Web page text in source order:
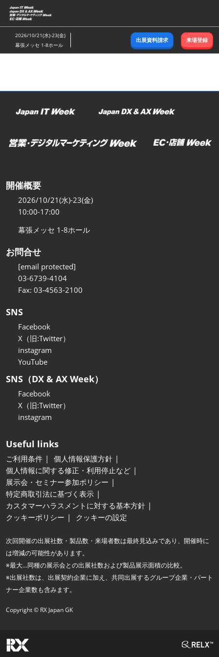
ス
キ
ッ
し
む
2026/10/21(水)-23(金)
幕張メッセ 1-8ホール
出展資料請求 来場登録
開催概要
2026/10/21(水)-23(金)
10:00-17:00
幕張メッセ 1-8ホール
お問合せ
[email protected]
03-6739-4104
Fax: 03-4563-2100
SNS
Facebook
X（旧:Twitter）
instagram
YouTube
SNS（DX & AX Week）
Facebook
X（旧:Twitter）
instagram
Useful links
ご利用条件
個人情報保護方針
個人情報に関する修正・利用停止など
展示会・セミナー参加ポリシー
特定商取引法に基づく表示
カスタマーハラスメントに対する基本方針
クッキーポリシー
クッキーの設定
次回開催の出展社数・製品数・来場者数は最終見込みであり、開催時に
は増減の可能性があります。
※最大…同種の展示会との出展社数および製品展示面積の比較。
※出展社数は、出展契約企業に加え、共同出展するグループ企業・パート
ナー企業数も含みます。
Copyright © RX Japan GK